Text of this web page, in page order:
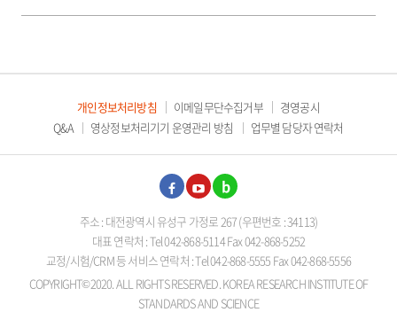
개인정보처리방침 이메일무단수집거부
경영공시
Q&A
영상정보처리기기 운영관리 방침 업무별 담당자 연락처
스북
브
그
주소 : 대전광역시 유성구 가정로 267 (우편번호 : 34113)
대표 연락처 : Tel 042-868-5114 Fax 042-868-5252
교정/시험/CRM 등 서비스 연락처 : Tel 042-868-5555 Fax 042-868-5556
COPYRIGHT©2020. ALL RIGHTS RESERVED. KOREA RESEARCH INSTITUTE OF
STANDARDS AND SCIENCE